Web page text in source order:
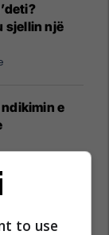
sjellin një
e
klinikë në
to use